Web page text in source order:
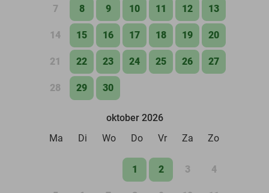
7 8 9 10 11 12 13
14 15 16 17 18 19 20
21 22 23 24 25 26 27
28 29 30
oktober 2026
Ma
Di Wo Do Vr Za Zo
1 2 3 4